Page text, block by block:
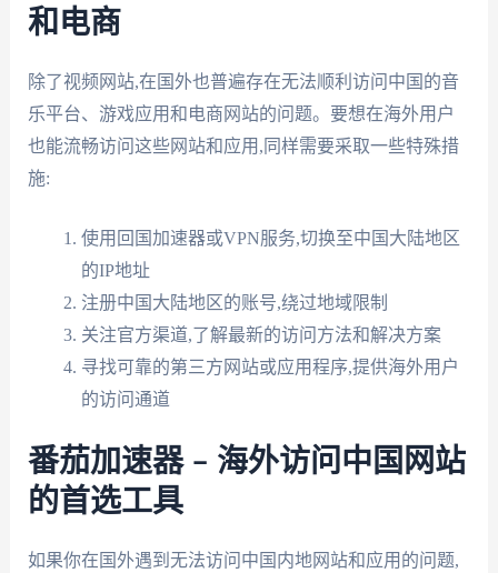
和电商
除了视频网站,在国外也普遍存在无法顺利访问中国的音
乐平台、游戏应用和电商网站的问题。要想在海外用户
也能流畅访问这些网站和应用,同样需要采取一些特殊措
施:
使用回国加速器或VPN服务,切换至中国大陆地区
的IP地址
注册中国大陆地区的账号,绕过地域限制
关注官方渠道,了解最新的访问方法和解决方案
寻找可靠的第三方网站或应用程序,提供海外用户
的访问通道
番茄加速器 – 海外访问中国网站
的首选工具
如果你在国外遇到无法访问中国内地网站和应用的问题,